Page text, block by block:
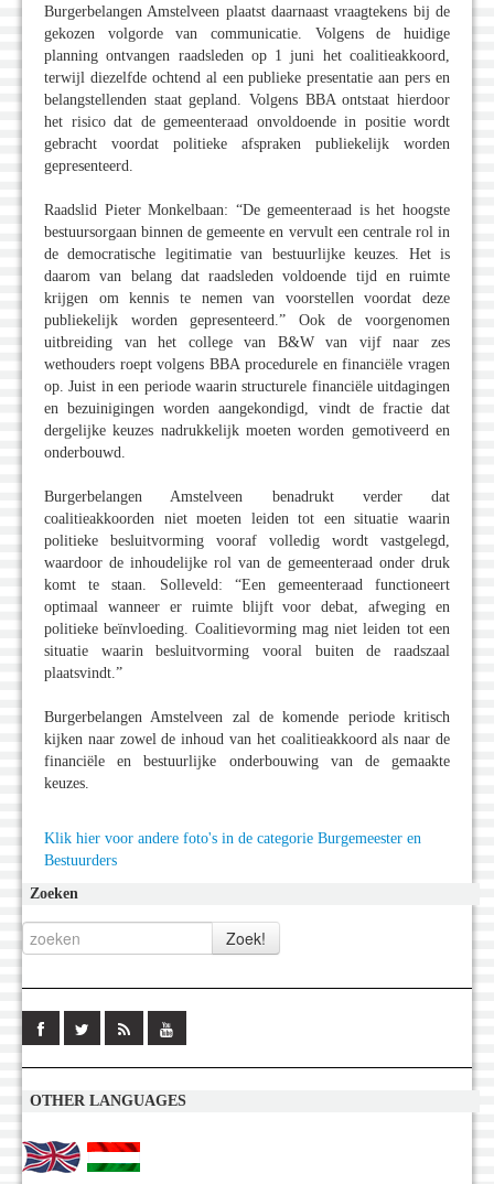
Burgerbelangen Amstelveen plaatst daarnaast vraagtekens bij de
gekozen volgorde van communicatie. Volgens de huidige
planning ontvangen raadsleden op 1 juni het coalitieakkoord,
terwijl diezelfde ochtend al een publieke presentatie aan pers en
belangstellenden staat gepland. Volgens BBA ontstaat hierdoor
het risico dat de gemeenteraad onvoldoende in positie wordt
gebracht voordat politieke afspraken publiekelijk worden
gepresenteerd.
Raadslid Pieter Monkelbaan: “De gemeenteraad is het hoogste
bestuursorgaan binnen de gemeente en vervult een centrale rol in
de democratische legitimatie van bestuurlijke keuzes. Het is
daarom van belang dat raadsleden voldoende tijd en ruimte
krijgen om kennis te nemen van voorstellen voordat deze
publiekelijk worden gepresenteerd.” Ook de voorgenomen
uitbreiding van het college van B&W van vijf naar zes
wethouders roept volgens BBA procedurele en financiële vragen
op. Juist in een periode waarin structurele financiële uitdagingen
en bezuinigingen worden aangekondigd, vindt de fractie dat
dergelijke keuzes nadrukkelijk moeten worden gemotiveerd en
onderbouwd.
Burgerbelangen Amstelveen benadrukt verder dat
coalitieakkoorden niet moeten leiden tot een situatie waarin
politieke besluitvorming vooraf volledig wordt vastgelegd,
waardoor de inhoudelijke rol van de gemeenteraad onder druk
komt te staan. Solleveld: “Een gemeenteraad functioneert
optimaal wanneer er ruimte blijft voor debat, afweging en
politieke beïnvloeding. Coalitievorming mag niet leiden tot een
situatie waarin besluitvorming vooral buiten de raadszaal
plaatsvindt.”
Burgerbelangen Amstelveen zal de komende periode kritisch
kijken naar zowel de inhoud van het coalitieakkoord als naar de
financiële en bestuurlijke onderbouwing van de gemaakte
keuzes.
Klik hier voor andere foto's in de categorie Burgemeester en
Bestuurders
Zoeken
OTHER LANGUAGES